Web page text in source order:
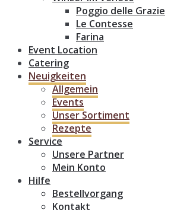
Poggio delle Grazie
Le Contesse
Farina
Event Location
Catering
Neuigkeiten
Allgemein
Events
Unser Sortiment
Rezepte
Service
Unsere Partner
Mein Konto
Hilfe
Bestellvorgang
Kontakt